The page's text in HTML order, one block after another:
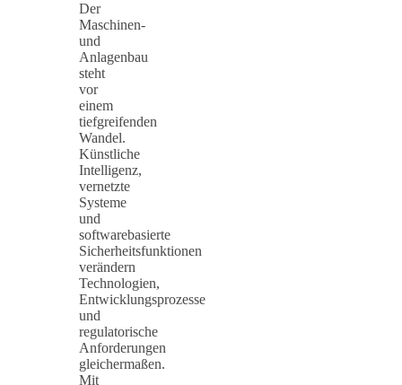
Der
Maschinen-
und
Anlagenbau
steht
vor
einem
tiefgreifenden
Wandel.
Künstliche
Intelligenz,
vernetzte
Systeme
und
softwarebasierte
Sicherheitsfunktionen
verändern
Technologien,
Entwicklungsprozesse
und
regulatorische
Anforderungen
gleichermaßen.
Mit